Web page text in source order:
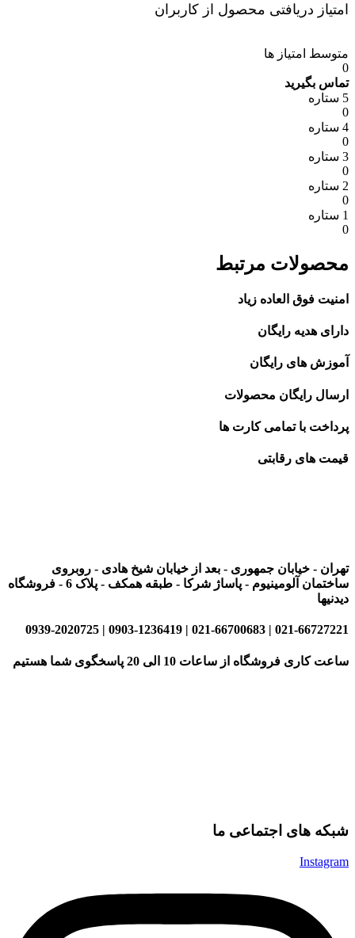
امتیاز دریافتی محصول از کاربران
متوسط امتیاز ها
0
تماس بگیرید
5 ستاره
0
4 ستاره
0
3 ستاره
0
2 ستاره
0
1 ستاره
0
محصولات مرتبط
امنیت فوق العاده زیاد
دارای هدیه رایگان
آموزش های رایگان
ارسال رایگان محصولات
پرداخت با تمامی کارت ها
قیمت های رقابتی
تهران - خیابان جمهوری - بعد از خیابان شیخ هادی - روبروی
ساختمان آلومینیوم - پاساژ شرکا - طبقه همکف - پلاک 6 - فروشگاه
دیدنیها
021-66727221 | 021-66700683 | 0903-1236419 | 0939-2020725
ساعت کاری فروشگاه از ساعات 10 الی 20 پاسخگوی شما هستیم
شبکه های اجتماعی ما
Instagram